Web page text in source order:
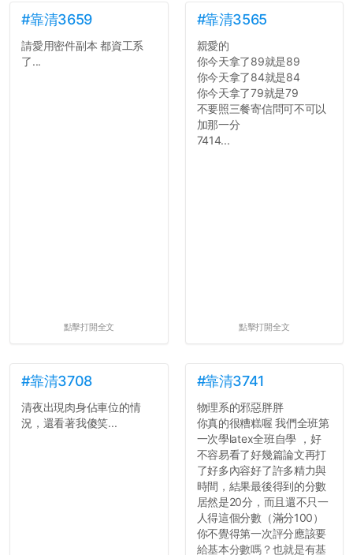
舍房間，都歡迎留言讓我知
道...
#靠清3659
請愛用密件副本 都資工系
了...
點擊打開全文
#靠清3565
親愛的
你今天拿了89就是89
你今天拿了84就是84
你今天拿了79就是79
不要照三餐寄信問可不可以
加那一分
7414...
點擊打開全文
#靠清3708
清夜出現肉身佔車位的情
況，還看著我傻笑...
#靠清3741
物理系的邪惡胖胖
你真的很糟糕喔 我們全班第
一次學latex全班自學 ，好
不容易看了好幾篇論文再打
了好多內容好了許多精力與
時間，結果最後得到的分數
居然是20分，而且還不只一
人得這個分數（滿分100）
你不覺得第一次評分應該要
給基本分數嗎？也就是有基